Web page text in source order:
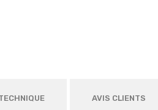
AVIS CLIENTS